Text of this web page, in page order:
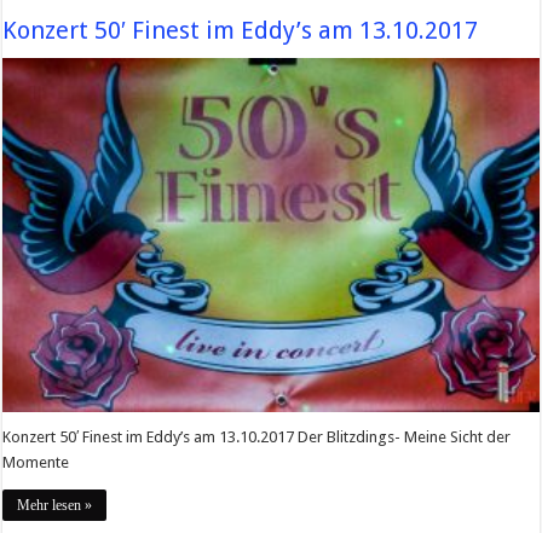
Konzert 50′ Finest im Eddy’s am 13.10.2017
Konzert 50′ Finest im Eddy’s am 13.10.2017 Der Blitzdings- Meine Sicht der
Momente
Mehr lesen »